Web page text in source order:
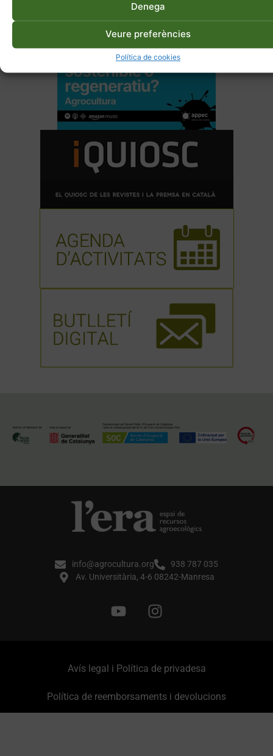
Denega
Veure preferències
Política de cookies
info@agrocultura.org
938 787 035
Av. Universitària, 4-6 08242-Manresa
Avís legal i Política de privadesa
Política de reemborsaments i devolucions